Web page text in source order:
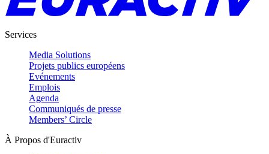
Services
Media Solutions
Projets publics européens
Evénements
Emplois
Agenda
Communiqués de presse
Members’ Circle
À Propos d'Euractiv